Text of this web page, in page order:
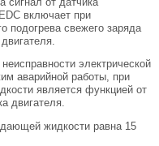
включает при
подогрева свежего заряда
электрической
аварийной работы, при
является функцией от
двигателя.
жидкости равна 15